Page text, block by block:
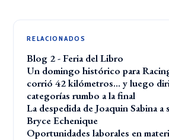
RELACIONADOS
Blog 2 - Feria del Libro
Un domingo histórico para
corrió 42 kilómetros… y luego
categorías rumbo a la final
La despedida de Joaquin Sabina
Bryce Echenique
Oportunidades laborales en